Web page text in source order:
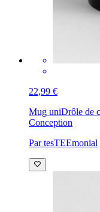
22,99 €
Mug uniDrôle de
Conception
Par tesTEEmonial